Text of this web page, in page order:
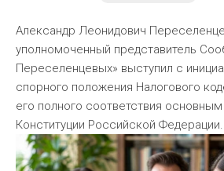
Александр Леонидович
уполномоченный представитель
Переселенцевых» выступил с
спорного положения Налогового
его полного соответствия
Конституции Российской Федерации.